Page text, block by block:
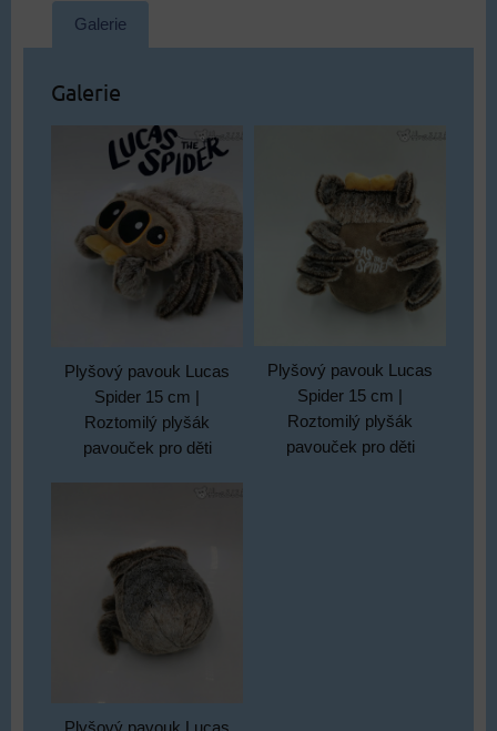
Galerie
Galerie
Plyšový pavouk Lucas
Spider 15 cm |
Roztomilý plyšák
pavouček pro děti
Plyšový pavouk Lucas
Spider 15 cm |
Roztomilý plyšák
pavouček pro děti